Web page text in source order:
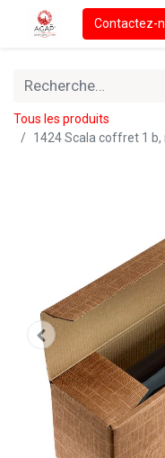
Contactez-
Tous les produits
1424 Scala coffret 1